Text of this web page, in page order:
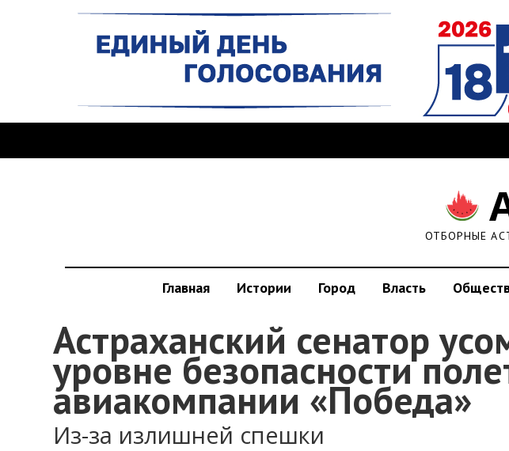
ОТБОРНЫЕ
Главная Истории Город Власть
Астраханский сенатор
уровне безопасности
авиакомпании «Победа»
Из-за излишней спешки